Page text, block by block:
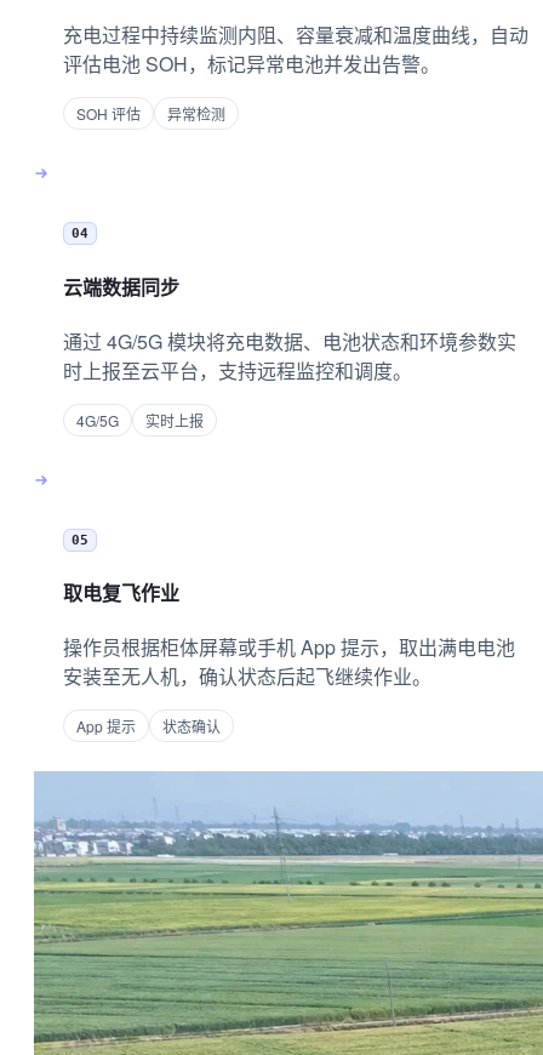
充电过程中持续监测内阻、容量衰减和温度曲线，自动
评估电池 SOH，标记异常电池并发出告警。
SOH 评估 异常检测
04
云端数据同步
通过 4G/5G 模块将充电数据、电池状态和环境参数实
时上报至云平台，支持远程监控和调度。
4G/5G 实时上报
05
取电复飞作业
操作员根据柜体屏幕或手机 App 提示，取出满电电池
安装至无人机，确认状态后起飞继续作业。
App 提示 状态确认